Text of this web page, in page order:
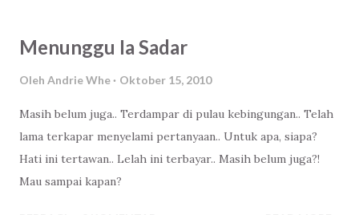
tertelan mentah-mentah.. Ingin aku lesatkan! Ingin aku
luapkan semampunya.. Kepadanya.. Dan tentu saja, dalam
Menunggu Ia Sadar
Oleh Andrie Whe Oktober 15, 2010
Masih belum juga.. Terdampar di pulau kebingungan.. Telah
lama terkapar menyelami pertanyaan.. Untuk apa, siapa?
Hati ini tertawan.. Lelah ini terbayar.. Masih belum juga?!
Mau sampai kapan?